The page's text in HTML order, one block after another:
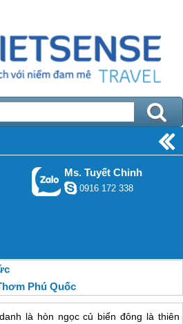
Ms. Tuyết Chinh
0916 172 338
Phú Quốc
là hòn ngọc củ biển đông là thiên